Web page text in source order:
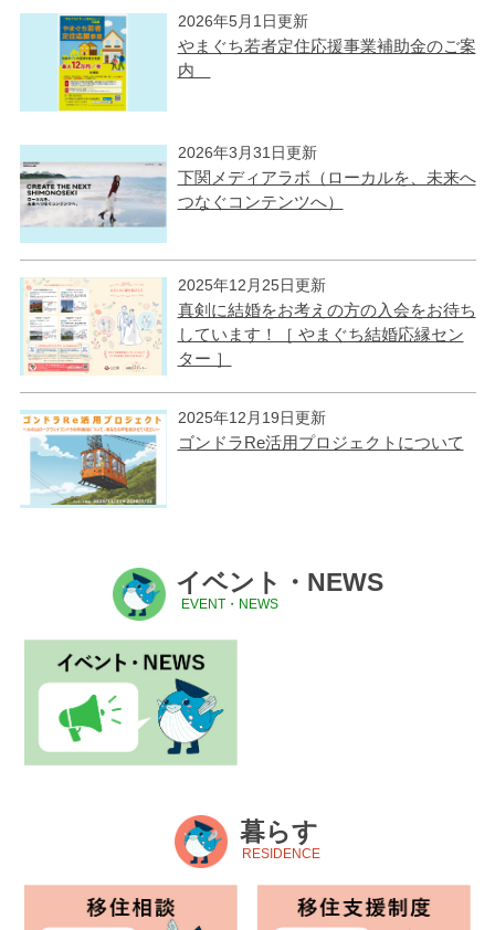
2026年5月1日更新
やまぐち若者定住応援事業補助金のご案
内
2026年3月31日更新
下関メディアラボ（ローカルを、未来へ
つなぐコンテンツへ）
2025年12月25日更新
真剣に結婚をお考えの方の入会をお待ち
しています！［ やまぐち結婚応縁セン
ター ］
2025年12月19日更新
ゴンドラRe活用プロジェクトについて
イベント・NEWS
EVENT・NEWS
暮らす
RESIDENCE